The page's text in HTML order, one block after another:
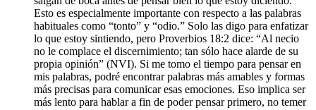
Esto es especialmente importante con respecto a las palabras
habituales como “tonto” y “odio.” Solo las digo para enfatizar
lo que estoy sintiendo, pero Proverbios 18:2 dice: “Al necio
no le complace el discernimiento; tan sólo hace alarde de su
propia opinión” (NVI). Si me tomo el tiempo para pensar en
mis palabras, podré encontrar palabras más amables y formas
más precisas para comunicar esas emociones. Eso implica ser
más lento para hablar a fin de poder pensar primero, no temer